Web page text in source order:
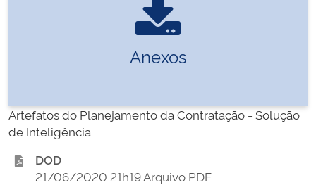
Anexos
Artefatos do Planejamento da Contratação - Solução
de Inteligência
DOD
21/06/2020 21h19 Arquivo PDF